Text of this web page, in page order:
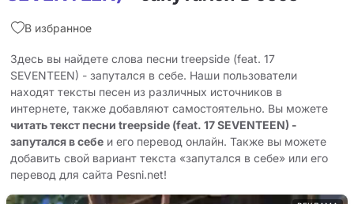
В избранное
Здесь вы найдете слова песни treepside (feat. 17
SEVENTEEN) - запутался в себе. Наши пользователи
находят тексты песен из различных источников в
интернете, также добавляют самостоятельно. Вы можете
читать текст песни treepside (feat. 17 SEVENTEEN) -
запутался в себе и его перевод онлайн. Также вы можете
добавить свой вариант текста «запутался в себе» или его
перевод для сайта Pesni.net!